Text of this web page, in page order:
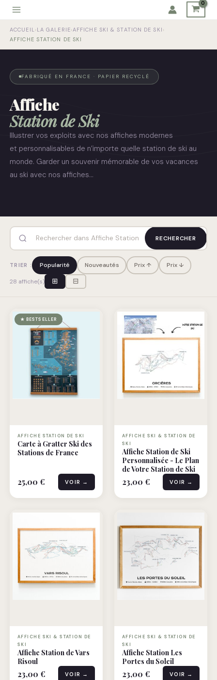
Aller
contenu
ACCUEIL › LA GALERIE› AFFICHE SKI & STATION DE SKI ›
AFFICHE STATION DE SKI
FABRIQUÉ EN FRANCE · PAPIER RECYCLÉ
Affiche
Station de Ski
Illustrer vos exploits avec nos affiches modernes
et personnalisables de n’importe quelle station de ski au
monde. Garder un souvenir mémorable de vos vacances
au ski avec nos affiches…
RECHERCHER
TRIER : Popularité Nouveautés Prix ↑ Prix ↓
28 affiche(s) ⊞ ⊟
★ BESTSELLER
AFFICHE STATION DE SKI
Carte à Gratter Ski des
Stations de France
25,00 € VOIR →
AFFICHE SKI & STATION DE
SKI
Affiche Station de Ski
Personnalisée - Le Plan
de Votre Station de Ski
23,00 € VOIR →
AFFICHE SKI & STATION DE
SKI
Affiche Station de Vars
Risoul
23,00 € VOIR →
AFFICHE SKI & STATION DE
SKI
Affiche Station Les
Portes du Soleil
23,00 € VOIR →